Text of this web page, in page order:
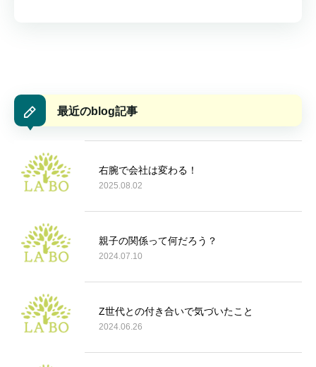
最近のblog記事
右腕で会社は変わる！
2025.08.02
親子の関係って何だろう？
2024.07.10
Z世代との付き合いで気づいたこと
2024.06.26